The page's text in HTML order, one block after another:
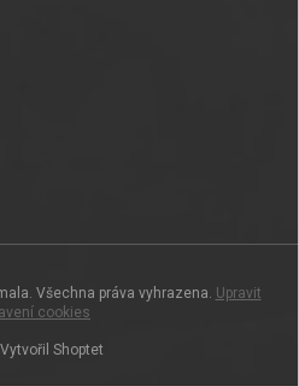
Vytvořil Shoptet
. Všechna práva vyhrazena. Upravit
cookies